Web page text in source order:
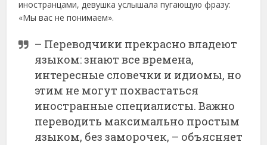
иностранцами, девушка услышала пугающую фразу:
«Мы вас не понимаем».
– Переводчики прекрасно владеют
языком: знают все времена,
интересные словечки и идиомы, но
этим не могут похвастаться
иностранные специалисты. Важно
переводить максимально простым
языком, без заморочек, – объясняет